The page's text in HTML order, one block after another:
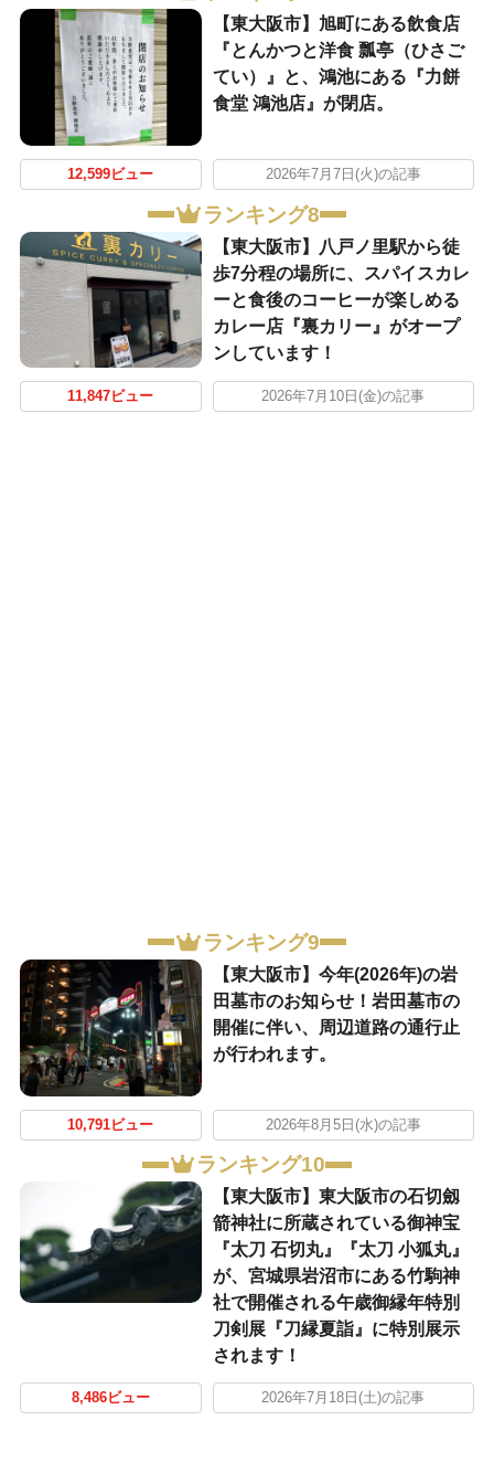
【東大阪市】旭町にある飲食店
『とんかつと洋食 瓢亭（ひさご
てい）』と、鴻池にある『力餅
食堂 鴻池店』が閉店。
12,599ビュー 2026年7月7日(火)の記事
ランキング8
【東大阪市】八戸ノ里駅から徒
歩7分程の場所に、スパイスカレ
ーと食後のコーヒーが楽しめる
カレー店『裏カリー』がオープ
ンしています！
11,847ビュー 2026年7月10日(金)の記事
ランキング9
【東大阪市】今年(2026年)の岩
田墓市のお知らせ！岩田墓市の
開催に伴い、周辺道路の通行止
が行われます。
10,791ビュー 2026年8月5日(水)の記事
ランキング10
【東大阪市】東大阪市の石切劔
箭神社に所蔵されている御神宝
『太刀 石切丸』『太刀 小狐丸』
が、宮城県岩沼市にある竹駒神
社で開催される午歳御縁年特別
刀剣展『刀縁夏詣』に特別展示
されます！
8,486ビュー 2026年7月18日(土)の記事